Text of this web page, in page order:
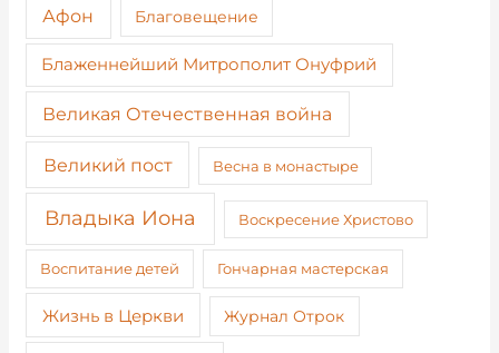
Афон Благовещение
Блаженнейший Митрополит Онуфрий
Великая Отечественная война
Великий пост Весна в монастыре
Владыка Иона Воскресение Христово
Воспитание детей Гончарная мастерская
Жизнь в Церкви Журнал Отрок